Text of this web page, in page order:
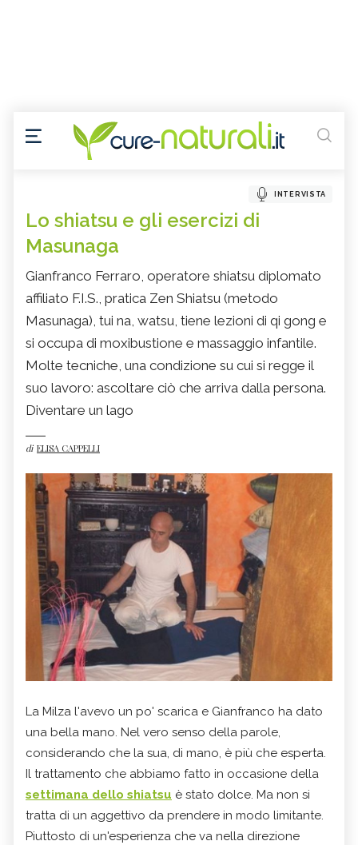
INTERVISTA
Lo shiatsu e gli esercizi di
Masunaga
Gianfranco Ferraro, operatore shiatsu diplomato
affiliato F.I.S., pratica Zen Shiatsu (metodo
Masunaga), tui na, watsu, tiene lezioni di qi gong e
si occupa di moxibustione e massaggio infantile.
Molte tecniche, una condizione su cui si regge il
suo lavoro: ascoltare ciò che arriva dalla persona.
Diventare un lago
di ELISA CAPPELLI
La Milza l'avevo un po' scarica e Gianfranco ha dato
una bella mano. Nel vero senso della parole,
considerando che la sua, di mano, è più che esperta.
Il trattamento che abbiamo fatto in occasione della
settimana dello shiatsu è stato dolce. Ma non si
tratta di un aggettivo da prendere in modo limitante.
Piuttosto di un'esperienza che va nella direzione